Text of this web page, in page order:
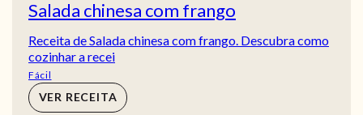
Salada chinesa com frango
Receita de Salada chinesa com frango. Descubra como
cozinhar a recei
Fácil
VER RECEITA